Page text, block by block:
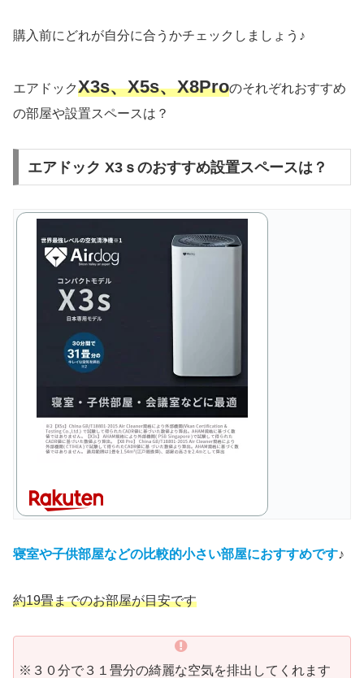
購入前にどれが自分に合うかチェックしましょう♪
エアドックX3s、X5s、X8Proのそれぞれおすすめ
の部屋や設置スペースは？
エアドック X3ｓのおすすめ設置スペースは？
寝室や子供部屋などの比較的小さい部屋におすすめです♪
約19畳までのお部屋が目安です
※３０分で３１畳分の綺麗な空気を排出してくれます